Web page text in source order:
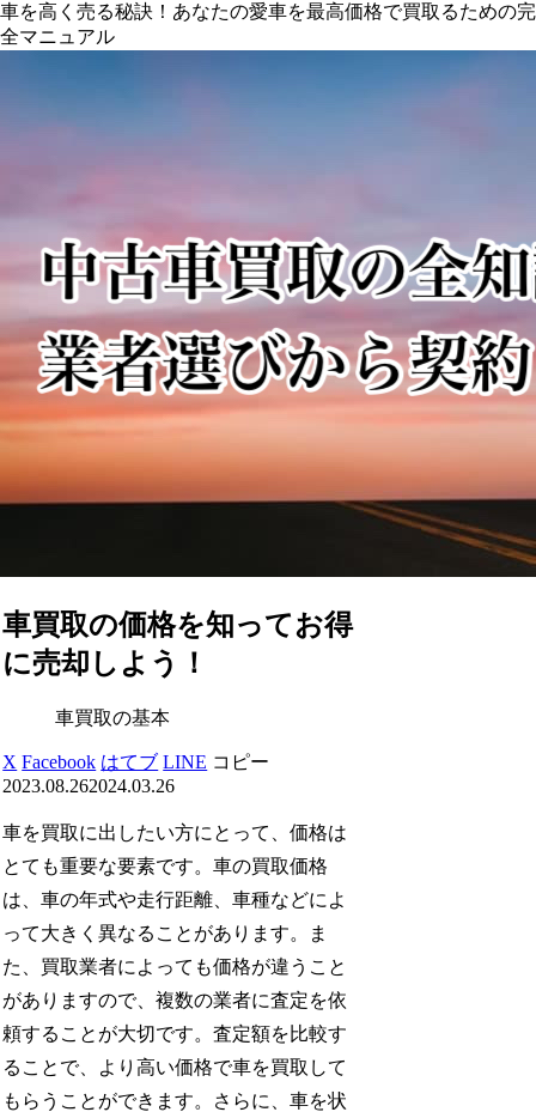
車を高く売る秘訣！あなたの愛車を最高価格で買取るための完
全マニュアル
車買取の価格を知ってお得
に売却しよう！
車買取の基本
X Facebook はてブ LINE コピー
2023.08.262024.03.26
車を買取に出したい方にとって、価格は
とても重要な要素です。車の買取価格
は、車の年式や走行距離、車種などによ
って大きく異なることがあります。ま
た、買取業者によっても価格が違うこと
がありますので、複数の業者に査定を依
頼することが大切です。査定額を比較す
ることで、より高い価格で車を買取して
もらうことができます。さらに、車を状